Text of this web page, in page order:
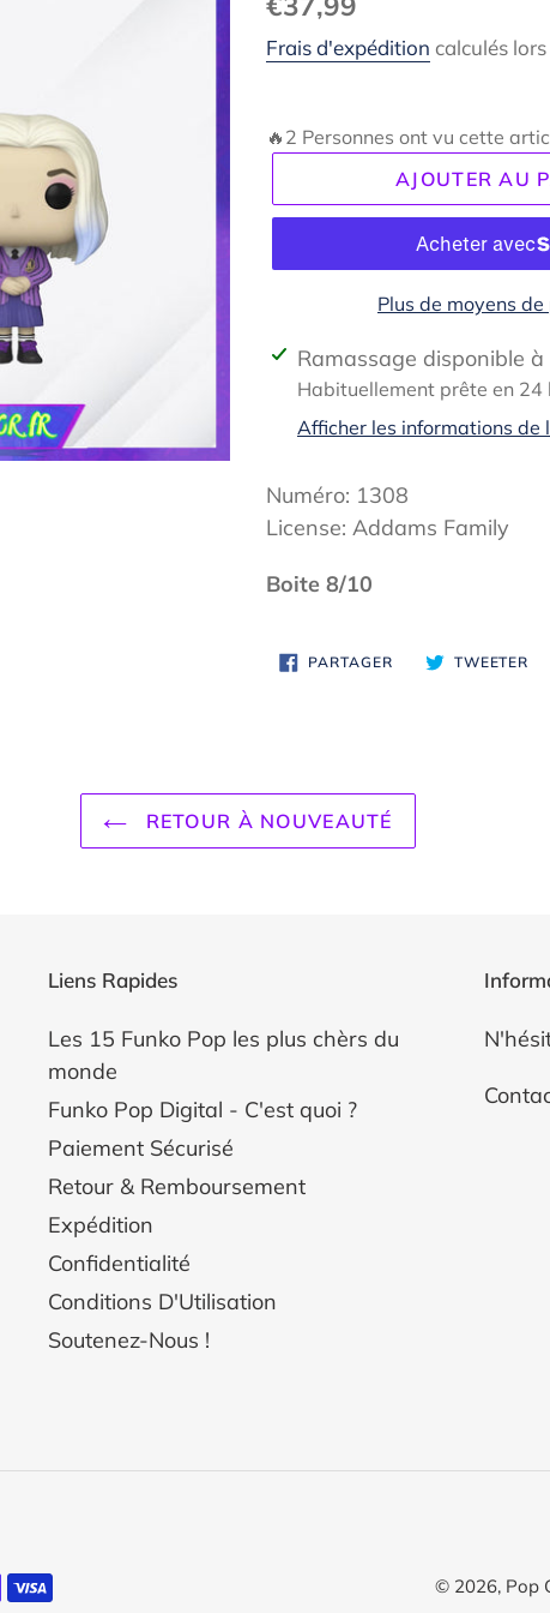
normal
Frais d'expédition calculés
🔥2 Personnes ont vu cette
AJOUTER AU
Plus de moyens
Ajout
d'un
produit
votre
panier
Ramassage disponible à
Habituellement prête en 24
Afficher les informations de
Numéro: 1308
License: Addams Family
Boite 8/10
PARTAGERPARTAGER
SUR
TWEETER
RETOUR À NOUVEAUTÉ
Liens Rapides
Les 15 Funko Pop les plus chèrs du
monde
Funko Pop Digital - C'est quoi ?
Paiement Sécurisé
Retour & Remboursement
Expédition
Confidentialité
Conditions D'Utilisation
Soutenez-Nous !
© 2026, Pop